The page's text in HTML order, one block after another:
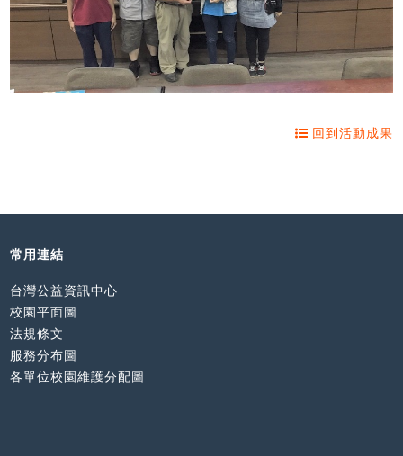
回到活動成果
常用連結
台灣公益資訊中心
校園平面圖
法規條文
服務分布圖
各單位校園維護分配圖